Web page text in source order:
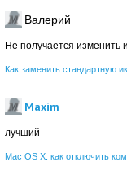
Валерий
Не получается изменить
Как заменить стандартную
Maxim
лучший
Mac OS X: как отключить